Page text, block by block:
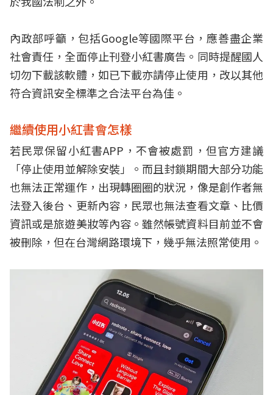
內政部呼籲，包括Google等國際平台，應善盡企業
社會責任，全面停止刊登小紅書廣告。同時提醒國人
切勿下載該軟體，如已下載亦請停止使用，改以其他
符合資訊安全標準之合法平台為佳。
繼續使用小紅書會怎樣
若民眾保留小紅書APP，不會被處罰，但官方建議
「停止使用並解除安裝」。而且封鎖期間大部分功能
也無法正常運作，出現轉圈圈的狀況，像是創作者無
法登入後台、更新內容，民眾也無法查看文章、比價
資訊或是旅遊美妝等內容。雖然帳號資料目前並不會
被刪除，但在台灣網路環境下，幾乎無法照常使用。